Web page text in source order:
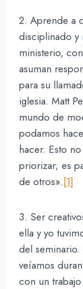
2. Aprende a
disciplinado y
ministerio,
asuman
para su
iglesia. Matt
mundo de
podamos
hacer. Esto
priorizar; es
de otros».[1]
3. Ser
ella y yo
del
veíamos
con un